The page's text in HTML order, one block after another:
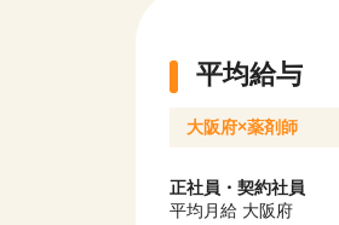
平均給与
大阪府×薬剤師
正社員・契約社員
平均月給 大阪府